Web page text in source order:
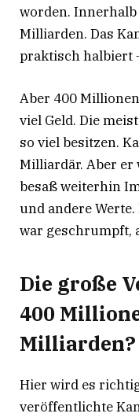
worden.
Milliarden. Das
praktisch halbiert
Aber 400
viel Geld. Die
so viel besitzen.
Milliardär. Aber
besaß weiterhin
und andere Werte.
war geschrumpft,
Die große
400
Milliarden?
Hier wird es
veröffentlichte